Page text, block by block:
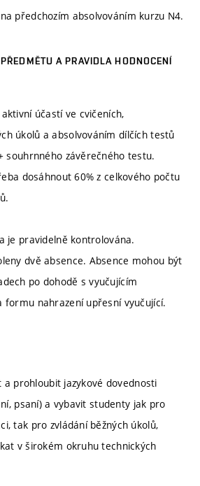
předchozím absolvováním kurzu N4.
A PRAVIDLA HODNOCENÍ
účastí ve cvičeních,
úkolů a absolvováním dílčích testů
souhrnného závěrečného testu.
dosáhnout 60% z celkového počtu
je pravidelně kontrolována.
dvě absence. Absence mohou být
po dohodě s vyučujícím
formu nahrazení upřesní vyučující.
prohloubit jazykové dovednosti
psaní) a vybavit studenty jak pro
tak pro zvládání běžných úkolů,
v širokém okruhu technických